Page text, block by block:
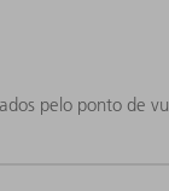
pelo ponto de